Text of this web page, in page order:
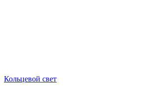
Кольцевой свет